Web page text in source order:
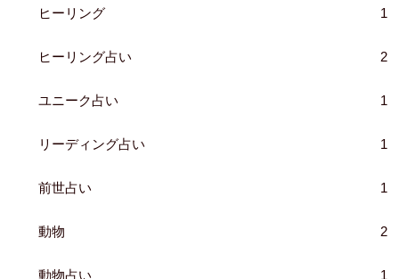
ヒーリング 1
ヒーリング占い 2
ユニーク占い 1
リーディング占い 1
前世占い 1
動物 2
動物占い 1